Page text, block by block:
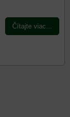
Čítajte viac...